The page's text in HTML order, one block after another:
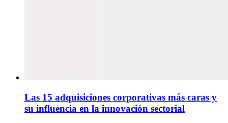
Las 15 adquisiciones corporativas más caras y
su influencia en la innovación sectorial